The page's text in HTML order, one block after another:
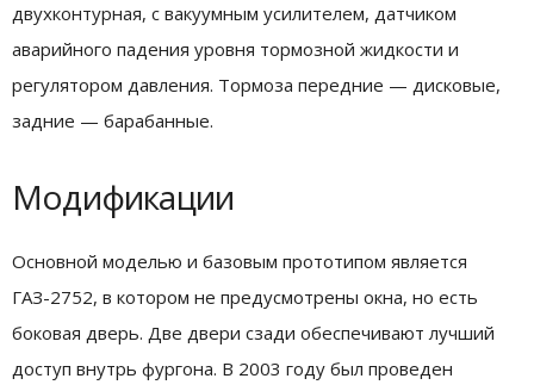
двухконтурная, с вакуумным усилителем, датчиком
аварийного падения уровня тормозной жидкости и
регулятором давления. Тормоза передние — дисковые,
задние — барабанные.
Модификации
Основной моделью и базовым прототипом является
ГАЗ-2752, в котором не предусмотрены окна, но есть
боковая дверь. Две двери сзади обеспечивают лучший
доступ внутрь фургона. В 2003 году был проведен